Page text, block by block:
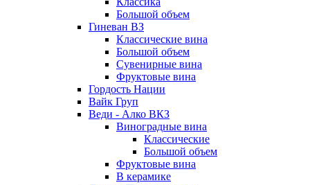
Большой объем
Гиневан ВЗ
Классические вина
Большой объем
Сувенирные вина
Фруктовые вина
Гордость Нации
Вайк Груп
Веди - Алко ВКЗ
Виноградные вина
Классические
Большой объем
Фруктовые вина
В керамике